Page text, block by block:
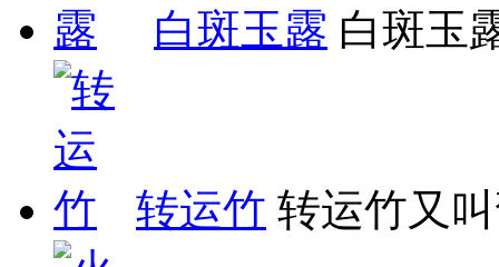
白斑玉露 白斑玉
转运竹 转运竹又